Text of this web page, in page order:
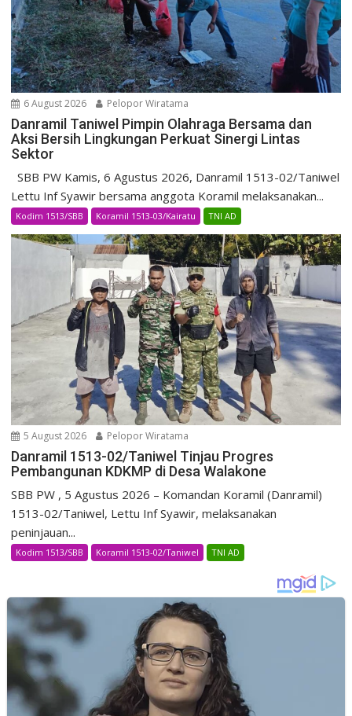
6 August 2026 Pelopor Wiratama
Danramil Taniwel Pimpin Olahraga Bersama dan
Aksi Bersih Lingkungan Perkuat Sinergi Lintas
Sektor
SBB PW Kamis, 6 Agustus 2026, Danramil 1513-02/Taniwel
Lettu Inf Syawir bersama anggota Koramil melaksanakan...
Kodim 1513/SBB Koramil 1513-03/Kairatu TNI AD
5 August 2026 Pelopor Wiratama
Danramil 1513-02/Taniwel Tinjau Progres
Pembangunan KDKMP di Desa Walakone
SBB PW , 5 Agustus 2026 – Komandan Koramil (Danramil)
1513-02/Taniwel, Lettu Inf Syawir, melaksanakan
peninjauan...
Kodim 1513/SBB Koramil 1513-02/Taniwel TNI AD